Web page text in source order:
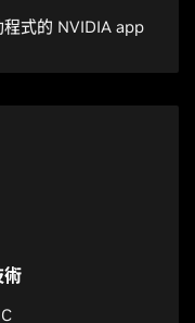
式的 NVIDIA app
術